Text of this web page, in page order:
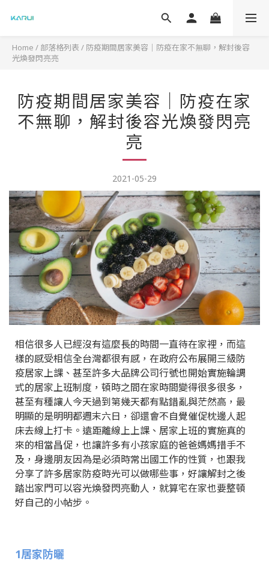
Home / 部落格列表 / 防疫期間居家美容｜防疫在家不無聊，解封後容
光煥發閃亮亮
防疫期間居家美容｜防疫在家
不無聊，解封後容光煥發閃亮
亮
2021-05-29
相信很多人已經沒有這麼長的時間一直待在家裡，而這
樣的感受相信全台灣都很有感，在政府公布展開三級防
疫居家上課、甚至許多大品牌公司行號也開始實施輪調
式的居家上班制度，頓時之間在家時間變得很多很多，
甚至有種讓人今天過到第幾天都有點錯亂與茫然高，最
明顯的是明明都週末六日，卻還會不自覺催促枕邊人起
床去線上打卡。遠距離線上上課、居家上班的實施真的
來的相當昌促，也讓許多有小孩家庭的爸爸媽媽措手不
及，身邊朋友因為是必須時常出國工作的性質，也跟我
分享了許多居家防疫時光可以做哪些事，好讓解封之後
踏出家門可以容光煥發閃亮動人，就算宅在家也要整頓
好自己的小帖步。
1居家防曬